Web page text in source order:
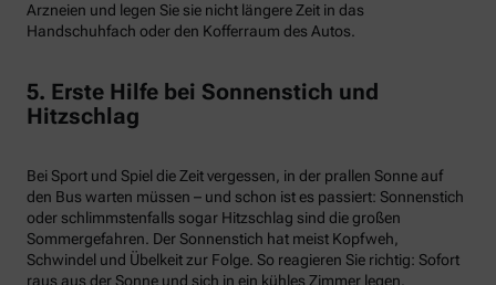
Arzneien und legen Sie sie nicht längere Zeit in das
Handschuhfach oder den Kofferraum des Autos.
5. Erste Hilfe bei Sonnenstich und
Hitzschlag
Bei Sport und Spiel die Zeit vergessen, in der prallen Sonne auf
den Bus warten müssen – und schon ist es passiert: Sonnenstich
oder schlimmstenfalls sogar Hitzschlag sind die großen
Sommergefahren. Der Sonnenstich hat meist Kopfweh,
Schwindel und Übelkeit zur Folge. So reagieren Sie richtig: Sofort
raus aus der Sonne und sich in ein kühles Zimmer legen.